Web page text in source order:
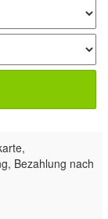
Bezahlung nach